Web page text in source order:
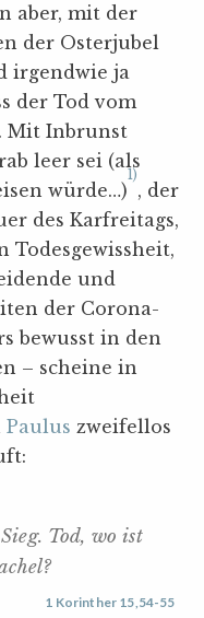
aber, mit der
der Osterjubel
irgendwie ja
der Tod vom
Mit Inbrunst
leer sei (als
würde…)
1)
, der
des Karfreitags,
Todesgewissheit,
und
der Corona-
bewusst in den
– scheine in
Paulus zweifellos
Tod, wo ist
1 Korinther 15,54-55